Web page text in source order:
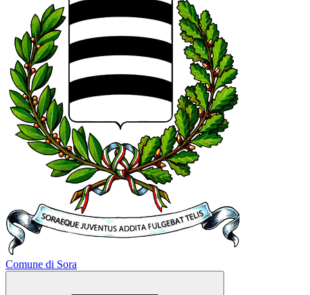
Comune di Sora